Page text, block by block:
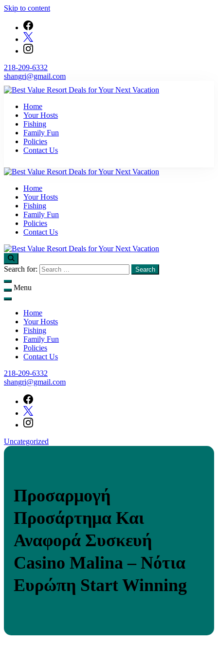
Skip to content
218-209-6332
shangri@gmail.com
Best Value Resort Deals for Your Next Vacation
Find unbeatable travel deals on top resorts and save big on your next
getaway with Flop N Drop.
Home
Your Hosts
Fishing
Family Fun
Policies
Contact Us
Best Value Resort Deals for Your Next Vacation
Find unbeatable travel deals on top resorts and save big on your next
getaway with Flop N Drop.
Home
Your Hosts
Fishing
Family Fun
Policies
Contact Us
Best Value Resort Deals for Your Next Vacation
Find unbeatable travel deals on top resorts and save big on your next
getaway with Flop N Drop.
Search for:
Menu
Home
Your Hosts
Fishing
Family Fun
Policies
Contact Us
218-209-6332
shangri@gmail.com
Uncategorized
Προσαρμογή
Προσάρτημα Και
Αναφορά Συσκευή
Casino Malina – Νότια
Ευρώπη Start Winning